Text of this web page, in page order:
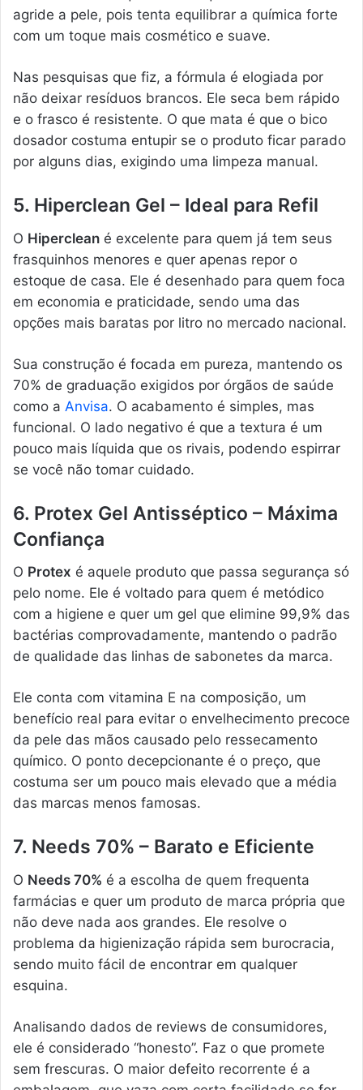
agride a pele, pois tenta equilibrar a química forte
com um toque mais cosmético e suave.
Nas pesquisas que fiz, a fórmula é elogiada por
não deixar resíduos brancos. Ele seca bem rápido
e o frasco é resistente. O que mata é que o bico
dosador costuma entupir se o produto ficar parado
por alguns dias, exigindo uma limpeza manual.
5. Hiperclean Gel – Ideal para Refil
O Hiperclean é excelente para quem já tem seus
frasquinhos menores e quer apenas repor o
estoque de casa. Ele é desenhado para quem foca
em economia e praticidade, sendo uma das
opções mais baratas por litro no mercado nacional.
Sua construção é focada em pureza, mantendo os
70% de graduação exigidos por órgãos de saúde
como a Anvisa. O acabamento é simples, mas
funcional. O lado negativo é que a textura é um
pouco mais líquida que os rivais, podendo espirrar
se você não tomar cuidado.
6. Protex Gel Antisséptico – Máxima
Confiança
O Protex é aquele produto que passa segurança só
pelo nome. Ele é voltado para quem é metódico
com a higiene e quer um gel que elimine 99,9% das
bactérias comprovadamente, mantendo o padrão
de qualidade das linhas de sabonetes da marca.
Ele conta com vitamina E na composição, um
benefício real para evitar o envelhecimento precoce
da pele das mãos causado pelo ressecamento
químico. O ponto decepcionante é o preço, que
costuma ser um pouco mais elevado que a média
das marcas menos famosas.
7. Needs 70% – Barato e Eficiente
O Needs 70% é a escolha de quem frequenta
farmácias e quer um produto de marca própria que
não deve nada aos grandes. Ele resolve o
problema da higienização rápida sem burocracia,
sendo muito fácil de encontrar em qualquer
esquina.
Analisando dados de reviews de consumidores,
ele é considerado “honesto”. Faz o que promete
sem frescuras. O maior defeito recorrente é a